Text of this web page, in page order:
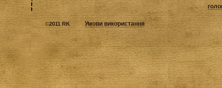
©2011 RK Умови використання